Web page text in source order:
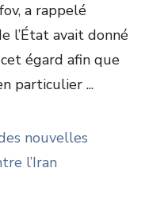
a rappelé
l’État avait donné
égard afin que
particulier ...
nouvelles
l’Iran